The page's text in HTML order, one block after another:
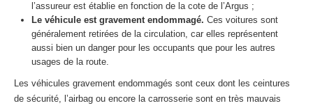
Centre agréé VHU 95 : casse auto avec destruction
DOCUMENTS À JOINDRE
RACHATVÉHICULES
CONTACT
l’assureur est établie en fonction de la cote de l’Argus ;
Le véhicule est gravement endommagé. Ces voitures sont
généralement retirées de la circulation, car elles représentent
aussi bien un danger pour les occupants que pour les autres
usages de la route.
Les véhicules gravement endommagés sont ceux dont les ceintures
de sécurité, l’airbag ou encore la carrosserie sont en très mauvais